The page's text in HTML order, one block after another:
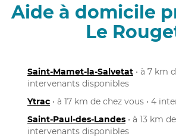
Aide à domicile
Le
Saint-Mamet-la-Salvetat • à 7 km
intervenants disponibles
Ytrac • à 17 km de chez vous • 4
Saint-Paul-des-Landes • à 13 km
intervenants disponibles